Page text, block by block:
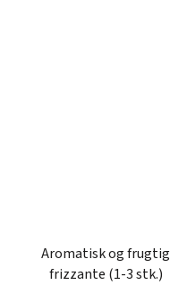
Aromatisk og frugtig
frizzante (1-3 stk.)